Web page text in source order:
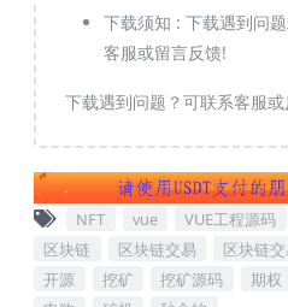
下载须知 : 下载遇到问
客服或留言反馈!
下载遇到问题？可联系客服
NFT vue VUE工程源码
区块链
区块链交易 区块链
开源
挖矿 挖矿源码 期权